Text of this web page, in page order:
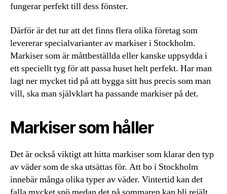
fungerar perfekt till dess fönster.
Därför är det tur att det finns flera olika företag som
levererar specialvarianter av markiser i Stockholm.
Markiser som är måttbeställda eller kanske uppsydda i
ett speciellt tyg för att passa huset helt perfekt. Har man
lagt ner mycket tid på att bygga sitt hus precis som man
vill, ska man självklart ha passande markiser på det.
Markiser som håller
Det är också viktigt att hitta markiser som klarar den typ
av väder som de ska utsättas för. Att bo i Stockholm
innebär många olika typer av väder. Vintertid kan det